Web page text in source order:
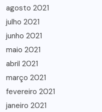
agosto 2021
julho 2021
junho 2021
maio 2021
abril 2021
março 2021
fevereiro 2021
janeiro 2021